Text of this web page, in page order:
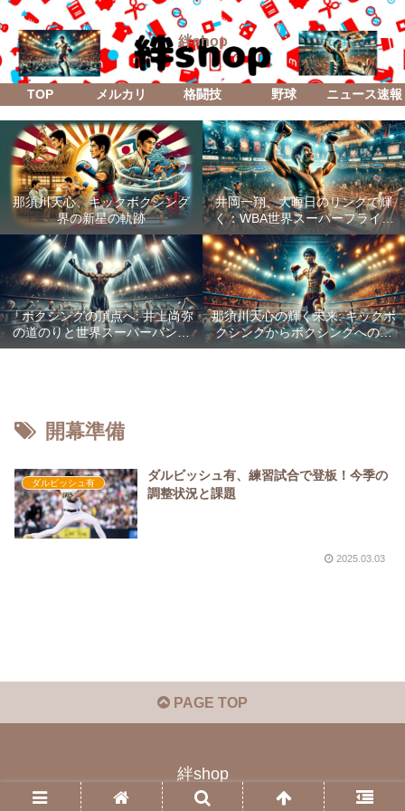
絆shop
TOP メルカリ 格闘技 野球 ニュース速報
那須川天心、キックボクシング
界の新星の軌跡
井岡一翔、大晦日のリングで輝
く：WBA世界スーパーフライ級
防衛戦「Lifetime Boxing Fights
18」
「ボクシングの頂点へ: 井上尚弥
の道のりと世界スーパーバンタ
ム級統一戦の全貌」
那須川天心の輝く未来: キックボ
クシングからボクシングへの成
功した転身
開幕準備
ダルビッシュ有
ダルビッシュ有、練習試合で登板！今季の
調整状況と課題
2025.03.03
PAGE TOP
絆shop
© 2023 絆shop.